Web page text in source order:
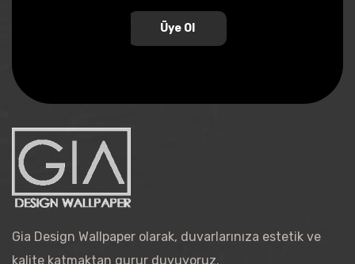
Üye Ol
Gia Design Wallpaper olarak, duvarlarınıza estetik ve
kalite katmaktan gurur duyuyoruz.